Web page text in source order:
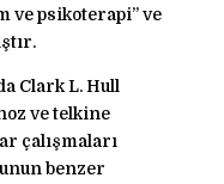
ve psikoterapi” ve
Clark L. Hull
ve telkine
çalışmaları
benzer